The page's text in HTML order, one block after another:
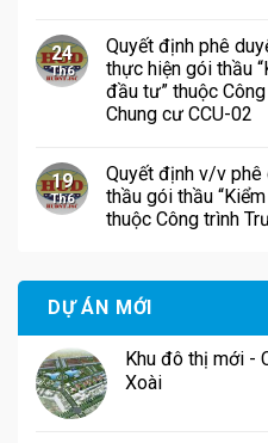
24
Th6
Quyết định phê
thực hiện gói thầu
đầu tư” thuộc
Chung cư CCU-02
19
Th6
Quyết định v/v phê
thầu gói thầu
thuộc Công trình
DỰ ÁN MỚI
Khu đô thị mới -
Xoài